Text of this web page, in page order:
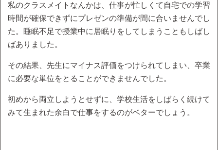
私のクラスメイトなんかは、仕事が忙しくて自宅での学習
時間が確保できずにプレゼンの準備が間に合いませんでし
た。睡眠不足で授業中に居眠りをしてしまうこともしばし
ばありました。
その結果、先生にマイナス評価をつけられてしまい、卒業
に必要な単位をとることができませんでした。
初めから両立しようとせずに、学校生活をしばらく続けて
みて生まれた余白で仕事をするのがベターでしょう。